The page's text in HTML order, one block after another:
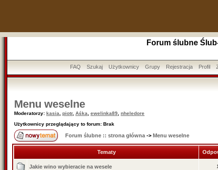
Forum ślubne
FAQ Szukaj Użytkownicy Grupy Rejestracja Profil
Menu weselne
Moderatorzy: kasia piotr, Aśka ewelinka89 nheledore
Użytkownicy przeglądający to forum: Brak
Forum ślubne :: strona główna -> Menu weselne
Tematy
Jakie wino wybieracie na wesele